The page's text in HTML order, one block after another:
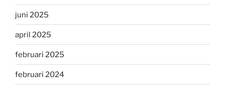
juni 2025
april 2025
februari 2025
februari 2024